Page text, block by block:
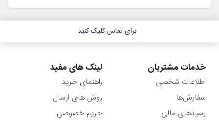
برای تماس کلیک کنید
خدمات مشتریان
اطلاعات شخصی
سفارش‌ها
رسیدهای مالی
لینک های مفید
راهنمای خرید
روش های ارسال
حریم خصوصی